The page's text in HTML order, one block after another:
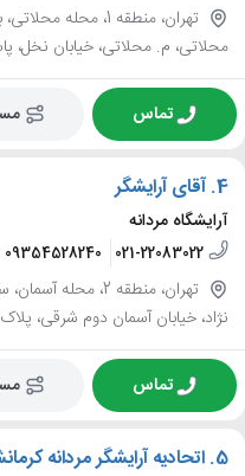
تهران، منطقه 1، محله
محلاتی، م. محلاتی، خیابان نخل،
تماس
4. آقای آرایشگر
آرایشگاه مردانه
021-22083022
09354528240
تهران، منطقه 2، محله
نژاد، خیابان آسمان دوم شرقی، پلاک 22
تماس
5. اتحادیه آرایشگر مردانه